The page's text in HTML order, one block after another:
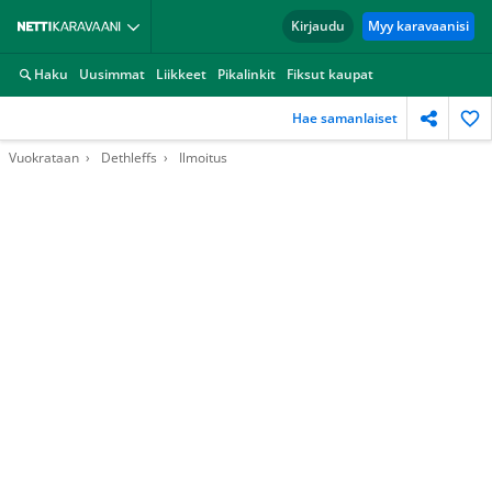
Kirjaudu Myy karavaanisi
Haku Uusimmat Liikkeet Pikalinkit Fiksut kaupat
Hae samanlaiset
Vuokrataan Dethleffs Ilmoitus